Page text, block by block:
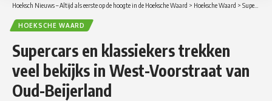
Hoeksch Nieuws – Altijd als eerste op de hoogte in de Hoeksche Waard > Hoeksche Waard > Supercars en klassiekers trekken veel bekijks in West-Voorstraat van Oud-Beijerland
HOEKSCHE WAARD
Supercars en klassiekers trekken
veel bekijks in West-Voorstraat van
Oud-Beijerland